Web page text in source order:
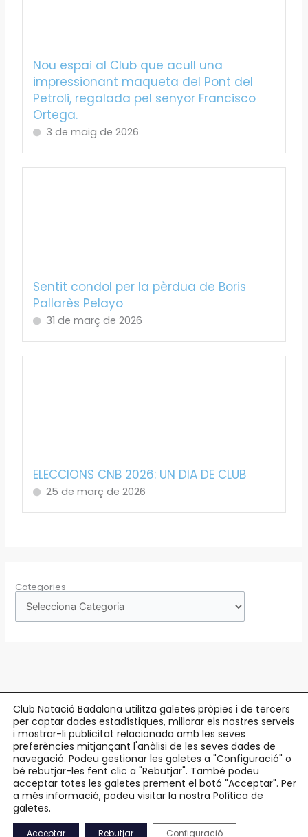
Nou espai al Club que acull una
impressionant maqueta del Pont del
Petroli, regalada pel senyor Francisco
Ortega.
3 de maig de 2026
Sentit condol per la pèrdua de Boris
Pallarès Pelayo
31 de març de 2026
ELECCIONS CNB 2026: UN DIA DE CLUB
25 de març de 2026
Categories
Copyright © 2026 Club Natació Badalona |c/ Eduard Maristany, 5-7
Badalona |93 384 34 13
Avís Legal
Política de Privacitat
Accessibilitat
Club Natació Badalona utilitza galetes pròpies i de tercers
per captar dades estadístiques, millorar els nostres serveis
i mostrar-li publicitat relacionada amb les seves
preferències mitjançant l'anàlisi de les seves dades de
navegació. Podeu gestionar les galetes a "Configuració" o
bé rebutjar-les fent clic a "Rebutjar". També podeu
acceptar totes les galetes prement el botó "Acceptar". Per
a més informació, podeu visitar la nostra Política de
galetes.
Acceptar Rebutjar Configuració